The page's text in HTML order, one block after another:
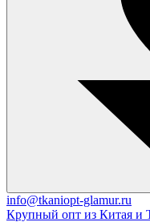
info@tkaniopt-glamur.ru
Крупный опт из Китая и